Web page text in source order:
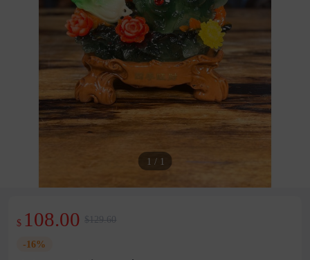
1 / 1
$ 108.00 $129.60
-16%